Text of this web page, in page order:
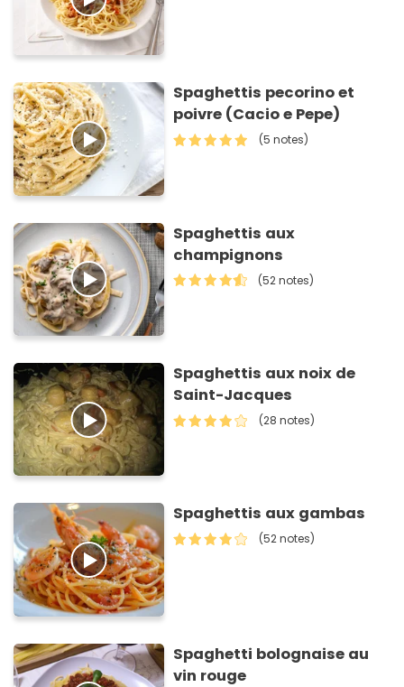
Spaghettis pecorino et
poivre (Cacio e Pepe)
(5 notes)
Spaghettis aux
champignons
(52 notes)
Spaghettis aux noix de
Saint-Jacques
(28 notes)
Spaghettis aux gambas
(52 notes)
Spaghetti bolognaise au
vin rouge